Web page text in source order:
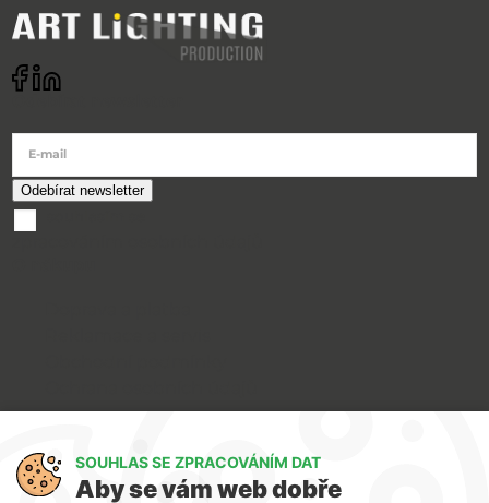
E-mail
O nás
SOUHLAS SE ZPRACOVÁNÍM DAT
Aby se vám web dobře